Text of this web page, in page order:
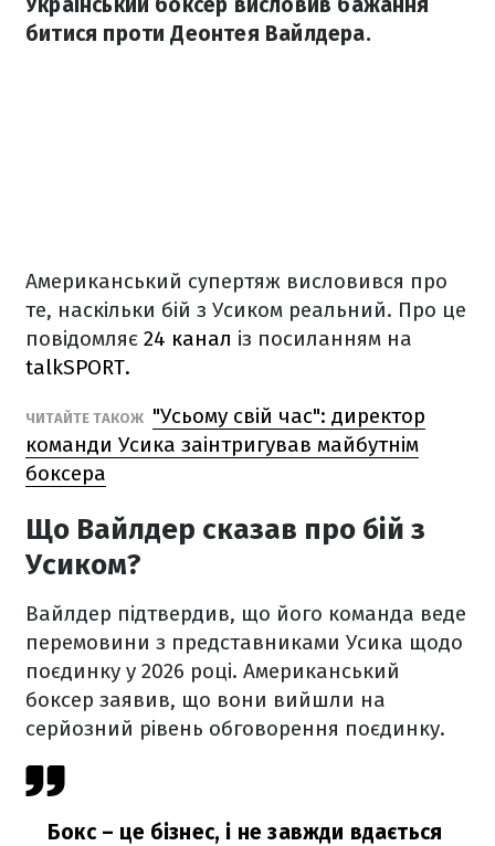
битися проти Деонтея Вайлдера.
Американський супертяж висловився про
те, наскільки бій з Усиком реальний. Про це
повідомляє 24 канал із посиланням на
talkSPORT.
ЧИТАЙТЕ ТАКОЖ "Усьому свій час": директор
команди Усика заінтригував майбутнім
боксера
Що Вайлдер сказав про бій з
Усиком?
Вайлдер підтвердив, що його команда веде
перемовини з представниками Усика щодо
поєдинку у 2026 році. Американський
боксер заявив, що вони вийшли на
серйозний рівень обговорення поєдинку.
Бокс – це бізнес, і не завжди вдається